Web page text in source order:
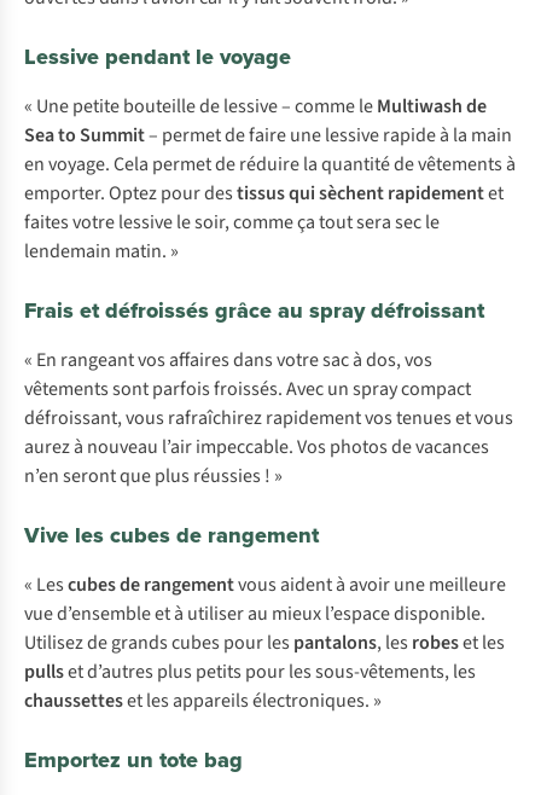
Lessive pendant le voyage
« Une petite bouteille de lessive – comme leMultiwash de
Sea to Summit– permet de faire une lessive rapide à la main
en voyage. Cela permet de réduire la quantité de vêtements à
emporter. Optez pour destissus qui sèchent rapidementet
faites votre lessive le soir, comme ça tout sera sec le
lendemain matin. »
Frais et défroissés grâce au spray défroissant
« En rangeant vos affaires dans votre sac à dos, vos
vêtements sont parfois froissés. Avec un spray compact
défroissant, vous rafraîchirez rapidement vos tenues et vous
aurez à nouveau l’air impeccable. Vos photos de vacances
n’en seront que plus réussies ! »
Vive les cubes de rangement
« Lescubes de rangementvous aident à avoir une meilleure
vue d’ensemble et à utiliser au mieux l’espace disponible.
Utilisez de grands cubes pour les pantalons, les robeset les
pullset d’autres plus petits pour les sous-vêtements, les
chaussetteset les appareils électroniques. »
Emportez un tote bag